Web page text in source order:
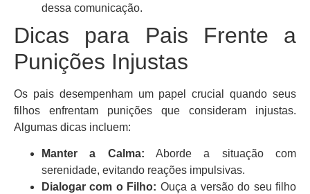
dessa comunicação.
Dicas para Pais Frente a
Punições Injustas
Os pais desempenham um papel crucial quando seus
filhos enfrentam punições que consideram injustas.
Algumas dicas incluem:
Manter a Calma: Aborde a situação com
serenidade, evitando reações impulsivas.
Dialogar com o Filho: Ouça a versão do seu filho